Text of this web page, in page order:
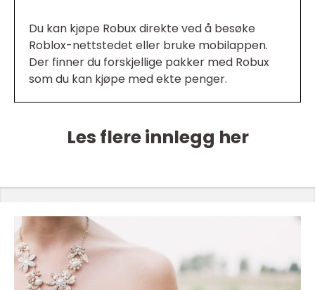
Du kan kjøpe Robux direkte ved å besøke
Roblox-nettstedet eller bruke mobilappen.
Der finner du forskjellige pakker med Robux
som du kan kjøpe med ekte penger.
Les flere innlegg her